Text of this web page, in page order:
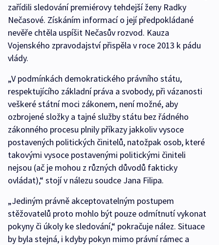
zařídili sledování premiérovy tehdejší ženy Radky
Nečasové. Získáním informací o její předpokládané
nevěře chtěla uspíšit Nečasův rozvod. Kauza
Vojenského zpravodajství přispěla v roce 2013 k pádu
vlády.
„V podmínkách demokratického právního státu,
respektujícího základní práva a svobody, při vázanosti
veškeré státní moci zákonem, není možné, aby
ozbrojené složky a tajné služby státu bez řádného
zákonného procesu plnily příkazy jakkoliv vysoce
postavených politických činitelů, natožpak osob, které
takovými vysoce postavenými politickými činiteli
nejsou (ač je mohou z různých důvodů fakticky
ovládat),“ stojí v nálezu soudce Jana Filipa.
„Jediným právně akceptovatelným postupem
stěžovatelů proto mohlo být pouze odmítnutí vykonat
pokyny či úkoly ke sledování,“ pokračuje nález. Situace
by byla stejná, i kdyby pokyn mimo právní rámec a